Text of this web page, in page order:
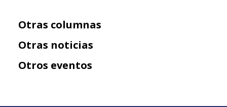
Otras columnas
Otras noticias
Otros eventos